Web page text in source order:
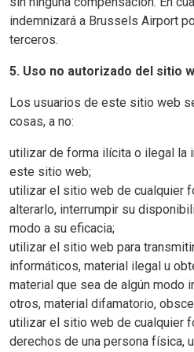
indemnizará a Brussels Airport
terceros.
5. Uso no autorizado del sitio
Los usuarios de este sitio web
cosas, a no:
utilizar de forma ilícita o ilegal la
este sitio web;
utilizar el sitio web de cualquier
alterarlo, interrumpir su
modo a su eficacia;
utilizar el sitio web para
informáticos, material ilegal u
material que sea de algún modo
otros, material difamatorio,
utilizar el sitio web de cualquier
derechos de una persona física,